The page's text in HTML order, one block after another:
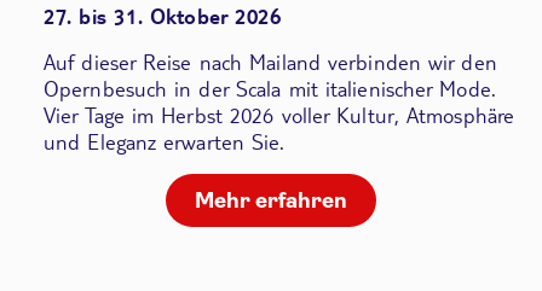
27. bis 31. Oktober 2026
Auf dieser Reise nach Mailand verbinden wir den
Opernbesuch in der Scala mit italienischer Mode.
Vier Tage im Herbst 2026 voller Kultur, Atmosphäre
und Eleganz erwarten Sie.
Mehr erfahren